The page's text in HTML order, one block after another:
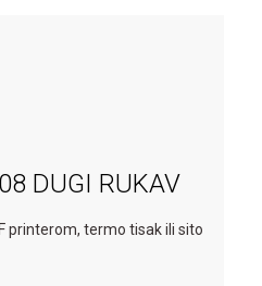
DUGI RUKAV
printerom, termo tisak ili sito